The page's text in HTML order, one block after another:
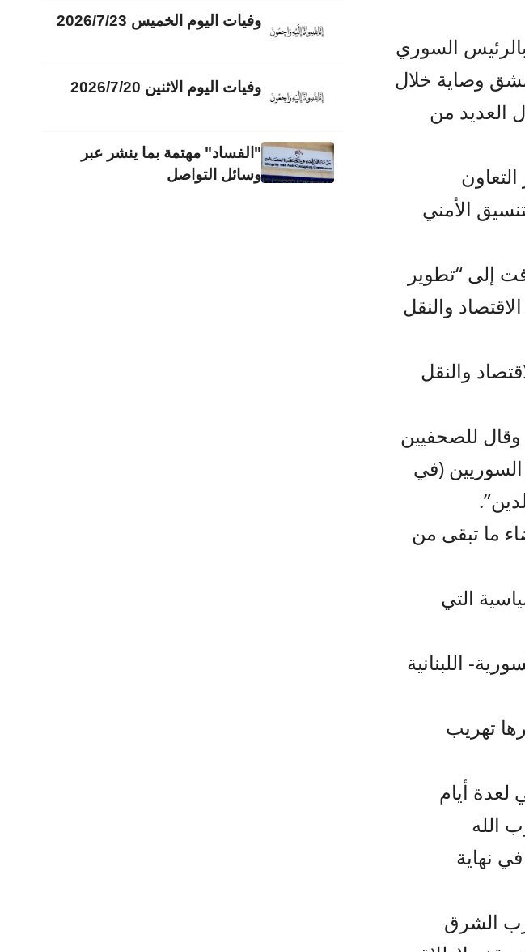
السوري
بعدما فرضت دمشق وصاية خلال
العديد من
الأمني
إلى “تطوير
والنقل
والنقل
وقال للصحفيين
السوريين (في
بلدهم لقضاء ما تبقى من
التي
اللبنانية
ويكثر عبرها تهريب
أيام
الله
نهاية
الشرق
وفيات اليوم الخميس 2026/7/23
وفيات اليوم الاثنين 2026/7/20
"الفساد" مهتمة بما ينشر عبر
وسائل التواصل